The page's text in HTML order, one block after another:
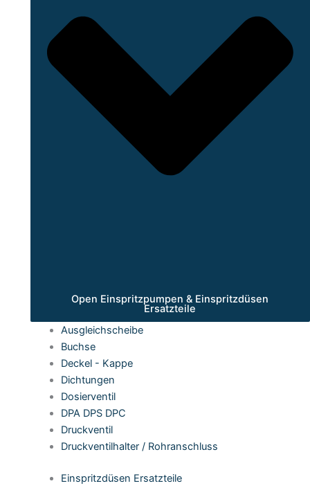
Open Einspritzpumpen & Einspritzdüsen
Ersatzteile
Ausgleichscheibe
Buchse
Deckel - Kappe
Dichtungen
Dosierventil
DPA DPS DPC
Druckventil
Druckventilhalter / Rohranschluss
Einspritzdüsen Ersatzteile